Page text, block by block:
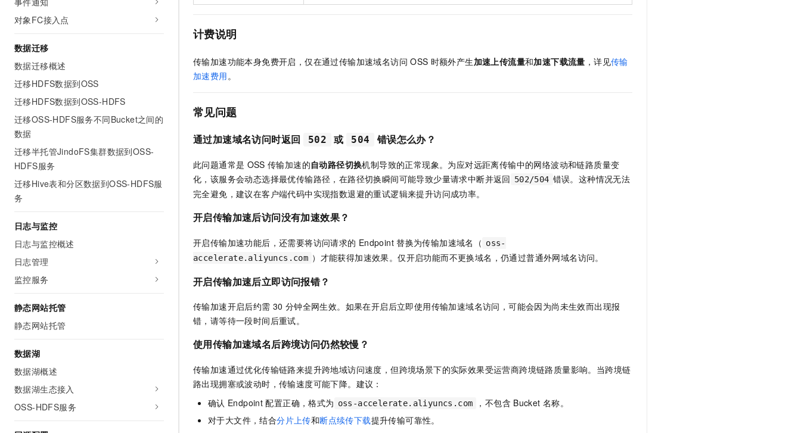
对象FC接入点
数据迁移
数据迁移概述
迁移HDFS数据到OSS
迁移HDFS数据到OSS-HDFS
迁移OSS-HDFS服务不同Bucket之间的
数据
迁移半托管JindoFS集群数据到OSS-
HDFS服务
迁移Hive表和分区数据到OSS-HDFS服
务
日志与监控
日志与监控概述
日志管理
监控服务
静态网站托管
静态网站托管
数据湖
数据湖概述
数据湖生态接入
OSS-HDFS服务
计费说明
传输加速功能本身免费开启，仅在通过传输加速域名访问 OSS 时额外产生加速上传流量和加速下载流量 ，详见传输
加速费用。
常见问题
通过加速域名访问时返回 502 或 504 错误怎么办？
此问题通常是 OSS 传输加速的自动路径切换机制导致的正常现象。为应对远距离传输中的网络波动和链路质量变
化，该服务会动态选择最优传输路径，在路径切换瞬间可能导致少量请求中断并返回 502/504 错误。这种情况无法
完全避免，建议在客户端代码中实现指数退避的重试逻辑来提升访问成功率。
开启传输加速后访问没有加速效果？
开启传输加速功能后，还需要将访问请求的 Endpoint 替换为传输加速域名（ oss-
accelerate.aliyuncs.com ）才能获得加速效果。仅开启功能而不更换域名，仍通过普通外网域名访问。
开启传输加速后立即访问报错？
传输加速开启后约需 30 分钟全网生效。如果在开启后立即使用传输加速域名访问，可能会因为尚未生效而出现报
错，请等待一段时间后重试。
使用传输加速域名后跨境访问仍然较慢？
传输加速通过优化传输链路来提升跨地域访问速度，但跨境场景下的实际效果受运营商跨境链路质量影响。当跨境链
路出现拥塞或波动时，传输速度可能下降。建议：
确认 Endpoint 配置正确，格式为 oss-accelerate.aliyuncs.com ，不包含 Bucket 名称。
对于大文件，结合分片上传和断点续传下载提升传输可靠性。